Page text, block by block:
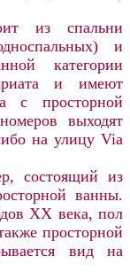
из спальни
и
категории
и имеют
с просторной
выходят
на улицу Via
состоящий из
ванны.
ХХ века, пол
просторной
вид на